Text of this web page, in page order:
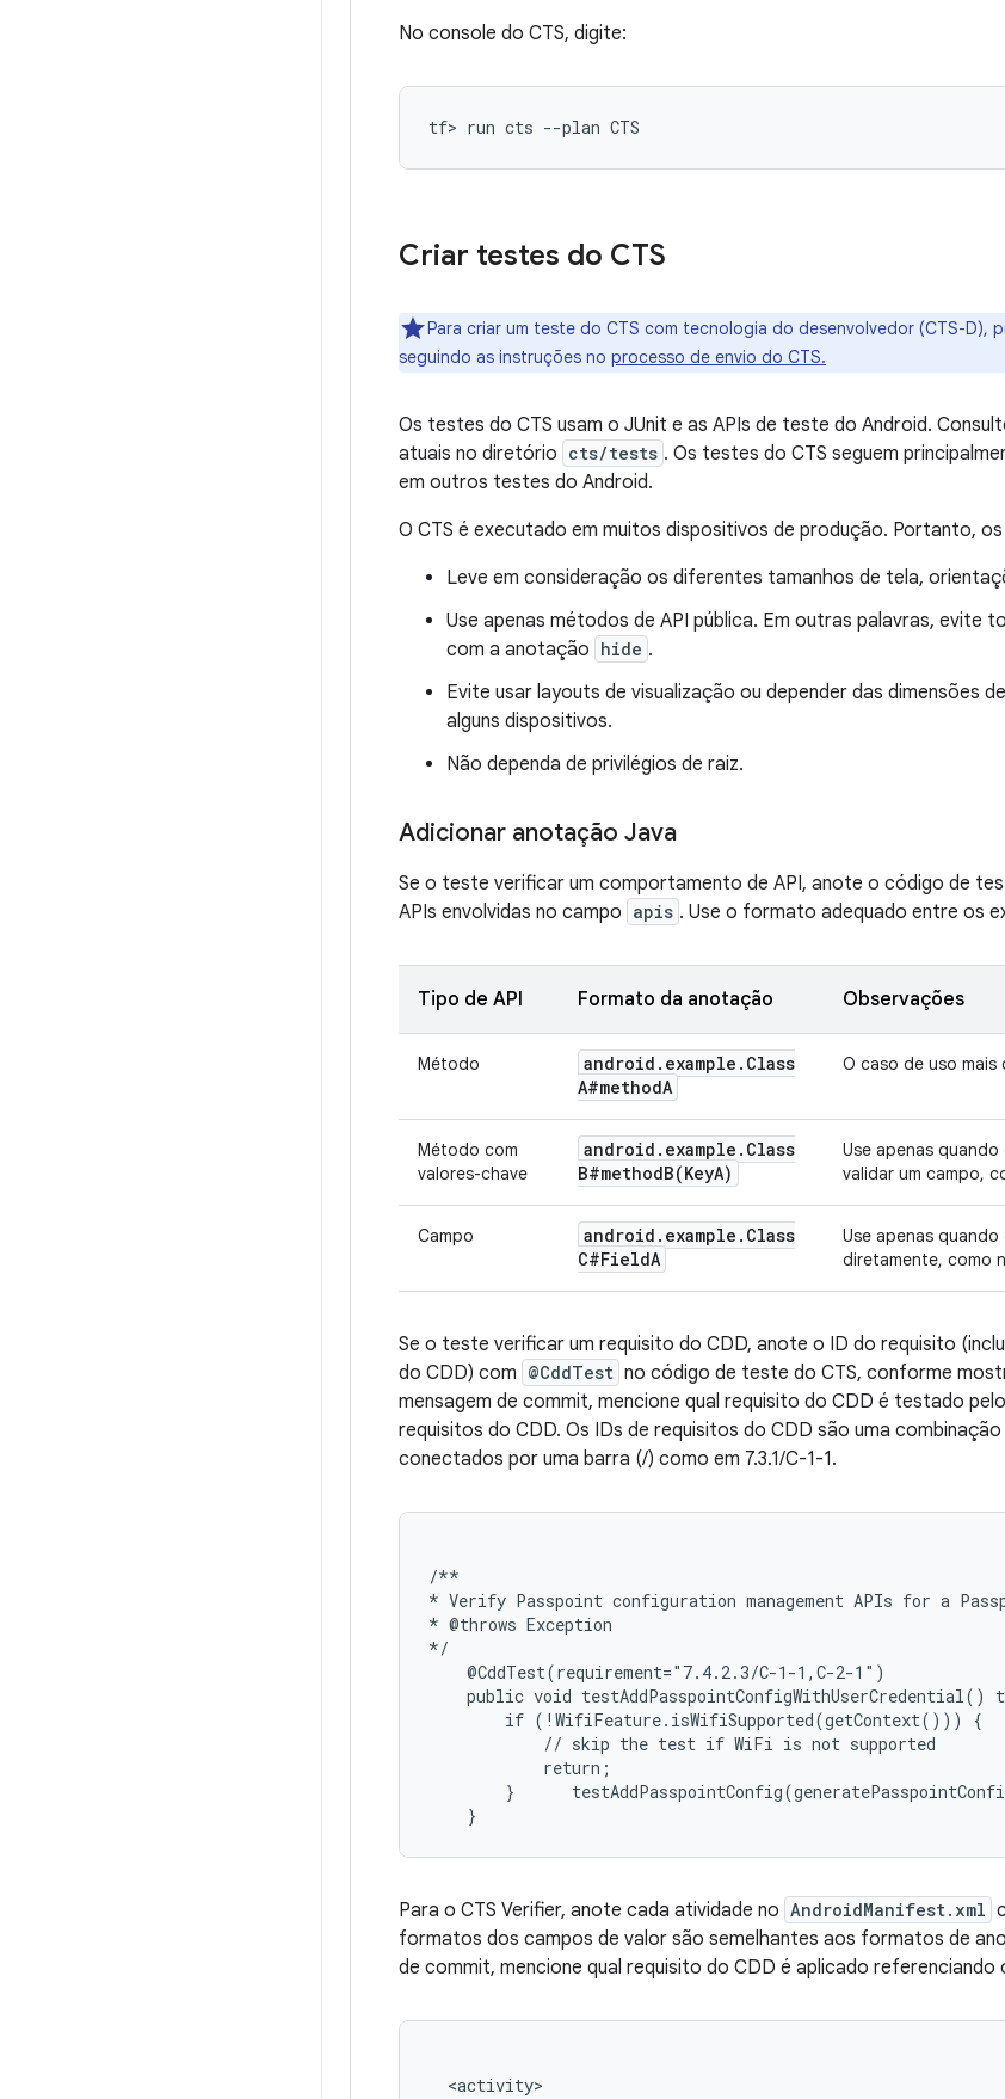
No console do CTS, digite:
Criar testes do CTS
Para criar um teste do CTS com tecnologia do desenvolvedor (CTS-D),
seguindo as instruções no processo de envio do CTS.
Os testes do CTS usam o JUnit e as APIs de teste do Android.
atuais no diretório cts/tests . Os testes do CTS seguem
em outros testes do Android.
O CTS é executado em muitos dispositivos de produção. Portanto,
Leve em consideração os diferentes tamanhos de tela,
Use apenas métodos de API pública. Em outras palavras, evite
com a anotação hide .
Evite usar layouts de visualização ou depender das dimensões
alguns dispositivos.
Não dependa de privilégios de raiz.
Adicionar anotação Java
Se o teste verificar um comportamento de API, anote o código de
APIs envolvidas no campo apis . Use o formato adequado entre os
Tipo de API Formato da anotação Observações
Método android . example . Class
A#methodA
O caso de uso mais
Método com
valores-chave
android . example . Class
B#methodB(KeyA)
Use apenas
validar um campo,
Campo android . example . Class
C#FieldA
Use apenas
diretamente, como
Se o teste verificar um requisito do CDD, anote o ID do requisito
do CDD) com @CddTest no código de teste do CTS, conforme
mensagem de commit, mencione qual requisito do CDD é testado
requisitos do CDD. Os IDs de requisitos do CDD são uma
conectados por uma barra (/) como em 7.3.1/C-1-1.
/**
* Verify Passpoint configuration management APIs for a
* @throws Exception
*/
    @CddTest(requirement="7.4.2.3/C-1-1,C-2-1")
public void testAddPasspointConfigWithUserCredential()
        if (!WifiFeature.isWifiSupported(getContext())) {
            // skip the test if WiFi is not supported
            return;
}
Para o CTS Verifier, anote cada atividade no AndroidManifest.xml
formatos dos campos de valor são semelhantes aos formatos de
de commit, mencione qual requisito do CDD é aplicado referenciando
  <activity>